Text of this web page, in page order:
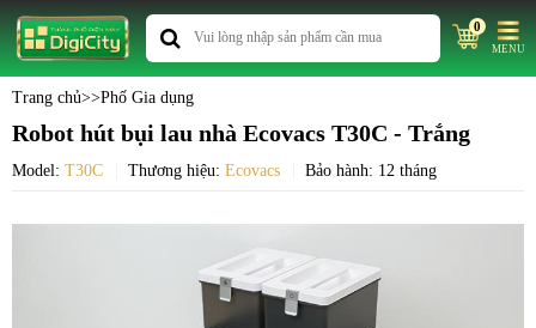
0
MENU
Trang chủ>>Phố Gia dụng
Robot hút bụi lau nhà Ecovacs T30C - Trắng
Model: T30C Thương hiệu: Ecovacs Bảo hành: 12 tháng